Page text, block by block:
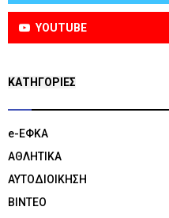
YOUTUBE
KΑΤΗΓΟΡΊΕΣ
e-ΕΦΚΑ
ΑΘΛΗΤΙΚΑ
ΑΥΤΟΔΙΟΙΚΗΣΗ
ΒΙΝΤΕΟ